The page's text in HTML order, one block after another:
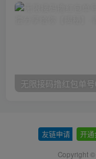
友链申请 开通
Copyright ©